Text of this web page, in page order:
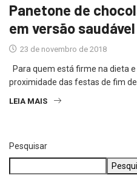
Panetone de
em versão saudável
23 de novembro de 2018
Para quem está firme na dieta
proximidade das festas de fim
LEIA MAIS
Pesquisar